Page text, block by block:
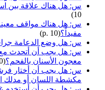
س: هل هناك علاقة بين
10)
س: هل هناك مواقف
مفيداً؟(p. 10)
س: هل وضع الدعامة
س: هل يجب أن أتحدث مع
معجون الأسنان بالفحم؟(p. 10)
س: هل يجب أن أختار
مكشطة اللسان أو مدلك